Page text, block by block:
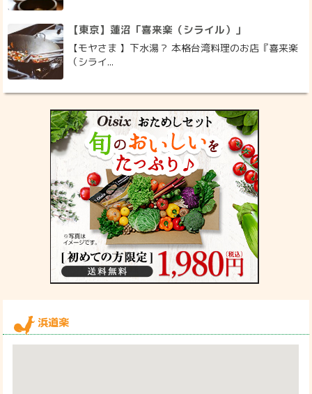
【東京】蓮沼「喜来楽（シライル）」
【モヤさま 】下水湯？ 本格台湾料理のお店『喜来楽
（シライ...
浜道楽